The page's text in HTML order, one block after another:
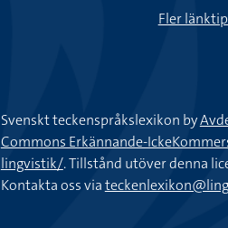
Fler
Svenskt teckenspråkslexikon by
Commons Erkännande-
lingvistik/. Tillstånd utöver denna
Kontakta oss via